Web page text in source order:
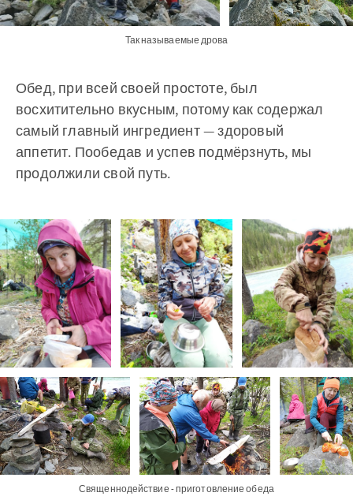
Так называемые дрова
Обед, при всей своей простоте, был
восхитительно вкусным, потому как содержал
самый главный ингредиент — здоровый
аппетит. Пообедав и успев подмёрзнуть, мы
продолжили свой путь.
Священнодействие - приготовление обеда